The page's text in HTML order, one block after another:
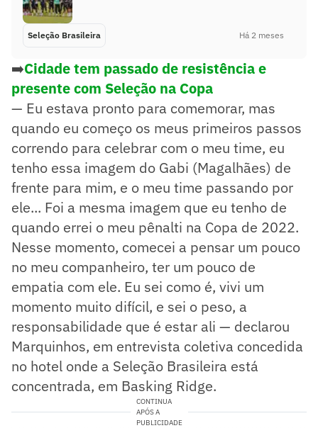
Seleção Brasileira Há 2 meses
➡️Cidade tem passado de resistência e
presente com Seleção na Copa
— Eu estava pronto para comemorar, mas
quando eu começo os meus primeiros passos
correndo para celebrar com o meu time, eu
tenho essa imagem do Gabi (Magalhães) de
frente para mim, e o meu time passando por
ele... Foi a mesma imagem que eu tenho de
quando errei o meu pênalti na Copa de 2022.
Nesse momento, comecei a pensar um pouco
no meu companheiro, ter um pouco de
empatia com ele. Eu sei como é, vivi um
momento muito difícil, e sei o peso, a
responsabilidade que é estar ali — declarou
Marquinhos, em entrevista coletiva concedida
no hotel onde a Seleção Brasileira está
concentrada, em Basking Ridge.
CONTINUA
APÓS A
PUBLICIDADE